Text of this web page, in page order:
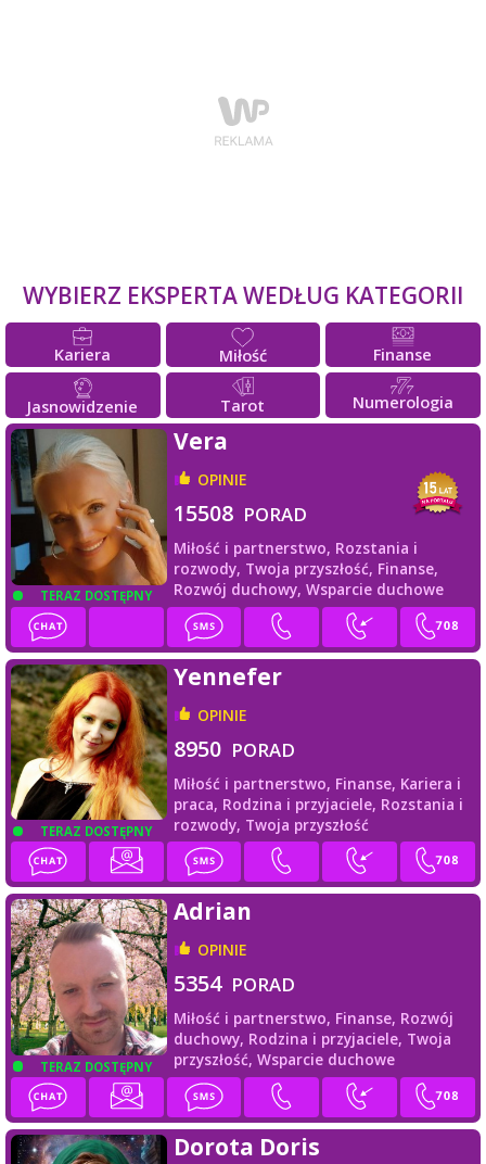
WYBIERZ EKSPERTA WEDŁUG KATEGORII
Kariera Miłość Finanse
Jasnowidzenie Tarot Numerologia
TERAZ DOSTĘPNY
Vera
OPINIE
15508 PORAD
Miłość i partnerstwo, Rozstania i
rozwody, Twoja przyszłość, Finanse,
Rozwój duchowy, Wsparcie duchowe
TERAZ DOSTĘPNY
Yennefer
OPINIE
8950 PORAD
Miłość i partnerstwo, Finanse, Kariera i
praca, Rodzina i przyjaciele, Rozstania i
rozwody, Twoja przyszłość
TERAZ DOSTĘPNY
Adrian
OPINIE
5354 PORAD
Miłość i partnerstwo, Finanse, Rozwój
duchowy, Rodzina i przyjaciele, Twoja
przyszłość, Wsparcie duchowe
Dorota Doris